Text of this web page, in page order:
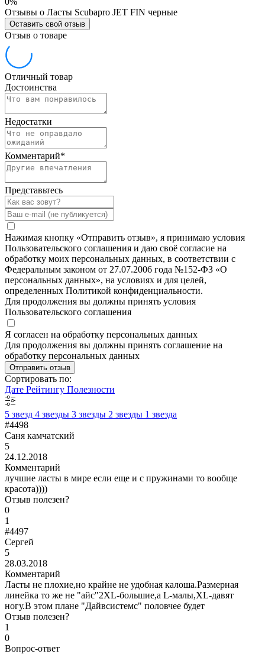
Отзывы о Ласты Scubapro JET FIN черные
Оставить свой отзыв
Отзыв о товаре
Отличный товар
Достоинства
Недостатки
Комментарий*
Представьтесь
Нажимая кнопку «Отправить отзыв», я принимаю условия
Пользовательского соглашения и даю своё согласие на
обработку моих персональных данных, в соответствии с
Федеральным законом от 27.07.2006 года №152-ФЗ «О
персональных данных», на условиях и для целей,
определенных Политикой конфиденциальности.
Для продолжения вы должны принять условия
Пользовательского соглашения
Я согласен на обработку персональных данных
Для продолжения вы должны принять соглашение на
обработку персональных данных
Отправить отзыв
Сортировать по:
Дате Рейтингу Полезности
5 звезд 4 звезды 3 звезды 2 звезды 1 звезда
#4498
Саня камчатский
5
24.12.2018
Комментарий
лучшие ласты в мире если еще и с пружинами то вообще
красота))))
Отзыв полезен?
0
1
#4497
Сергей
5
28.03.2018
Комментарий
Ласты не плохие,но крайне не удобная калоша.Размерная
линейка то же не "айс"2XL-большие,а L-малы,XL-давят
ногу.В этом плане "Дайвсистемс" половчее будет
Отзыв полезен?
1
0
Вопрос-ответ